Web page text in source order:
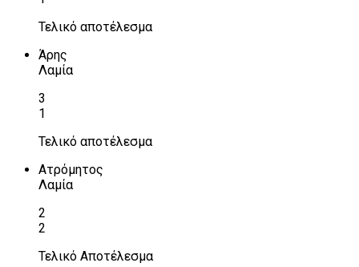
Τελικό αποτέλεσμα
Άρης
Λαμία
3
1
Τελικό αποτέλεσμα
Ατρόμητος
Λαμία
2
2
Τελικό Αποτέλεσμα